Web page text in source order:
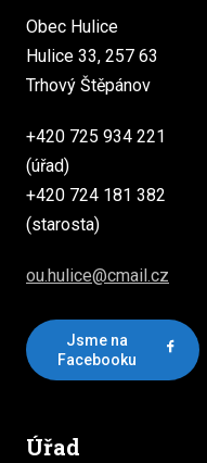
Obec Hulice
Hulice 33, 257 63
Trhový Štěpánov
+420 725 934 221
(úřad)
+420 724 181 382
(starosta)
ou.hulice@cmail.cz
Jsme na
Facebooku
Úřad